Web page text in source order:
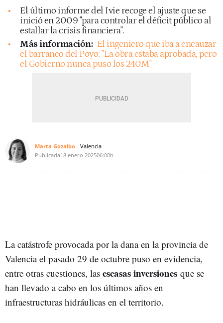
El último informe del Ivie recoge el ajuste que se
inició en 2009 "para controlar el déficit público al
estallar la crisis financiera".
Más información: El ingeniero que iba a encauzar
el barranco del Poyo: "La obra estaba aprobada, pero
el Gobierno nunca puso los 240M"
Marta Gozalbo
Valencia
Publicada18 enero 202506:00h
La catástrofe provocada por la dana en la provincia de
Valencia el pasado 29 de octubre puso en evidencia,
entre otras cuestiones, las escasas inversiones que se
han llevado a cabo en los últimos años en
infraestructuras hidráulicas en el territorio.